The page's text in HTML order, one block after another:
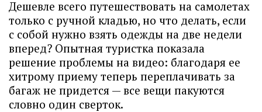
Дешевле всего путешествовать на самолетах
только с ручной кладью, но что делать, если
с собой нужно взять одежды на две недели
вперед? Опытная туристка показала
решение проблемы на видео: благодаря ее
хитрому приему теперь переплачивать за
багаж не придется — все вещи пакуются
словно один сверток.